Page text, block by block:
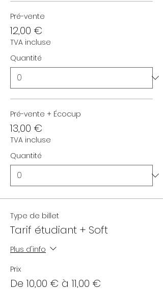
Pré-vente
12,00 €
TVA incluse
Quantité
Pré-vente + Écocup
13,00 €
TVA incluse
Quantité
Type de billet
Tarif étudiant + Soft
Plus d'info
Prix
De 10,00 € à 11,00 €